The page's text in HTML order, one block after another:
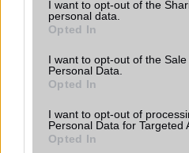
not limited to your visit or usage
grant or deny consent to
use your data for below
consent section.
I want to opt-out of the
personal data.
Opted In
I want to opt-out of the
Personal Data.
Opted In
I want to opt-out of
Personal Data for Targeted
Opted In
csúcsmobilokról
2026.06.29
mellett a régóta pletykált
bemutatkozhat, miközben az
találgatások továbbra is
Az Android
funkció, amely